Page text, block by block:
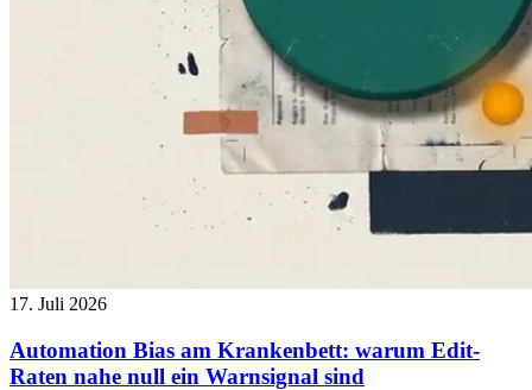
17. Juli 2026
Automation Bias am Krankenbett: warum Edit-
Raten nahe null ein Warnsignal sind